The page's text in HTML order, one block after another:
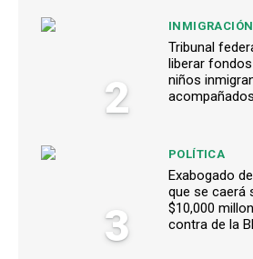
2
INMIGRACIÓN
Tribunal
liberar
niños
acompañados
3
POLÍTICA
Exabogado
que se caerá
$10,000
contra de la